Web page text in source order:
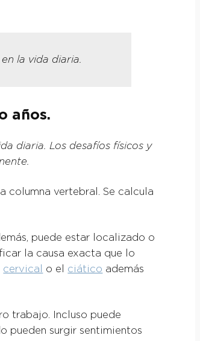
la vida diaria.
años.
diaria. Los desafíos físicos y
columna vertebral. Se calcula
puede estar localizado o
la causa exacta que lo
cervical o el ciático además
trabajo. Incluso puede
pueden surgir sentimientos